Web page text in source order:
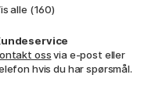
alle (160)
ossvia e-post eller
hvis du har spørsmål.